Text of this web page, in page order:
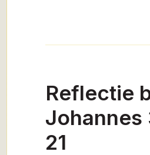
Reflectie
Johannes
21